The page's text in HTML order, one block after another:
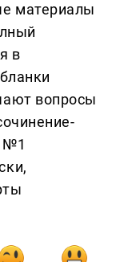
материалы
в
вопросы
№1